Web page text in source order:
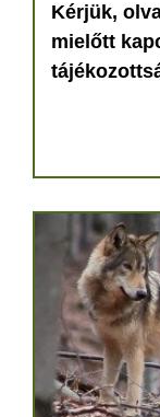
Kérjük,
mielőtt